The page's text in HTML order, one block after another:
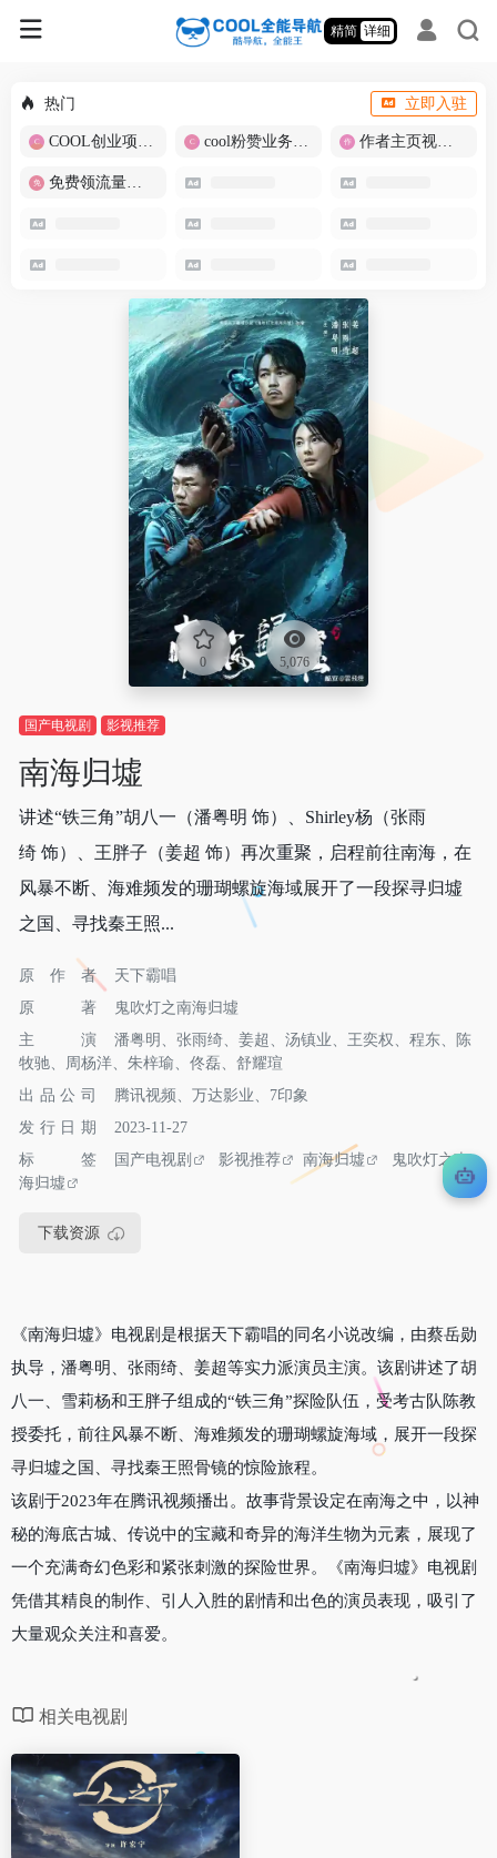
精简 详细
热门 立即入驻
COOL创业项目商城 cool粉赞业务商城【爆粉引流】 作者主页视频批量提取
免费领流量卡-包邮
0 5,076
国产电视剧 影视推荐
南海归墟
讲述“铁三角”胡八一（潘粤明 饰）、Shirley杨（张雨
绮 饰）、王胖子（姜超 饰）再次重聚，启程前往南海，在
风暴不断、海难频发的珊瑚螺旋海域展开了一段探寻归墟
之国、寻找秦王照...
原作者
天下霸唱
原 著
鬼吹灯之南海归墟
主 演
潘粤明、张雨绮、姜超、汤镇业、王奕权、程东、陈
牧驰、周杨洋、朱梓瑜、佟磊、舒耀瑄
出品公司
腾讯视频、万达影业、7印象
发行日期
2023-11-27
标签
国产电视剧 影视推荐 南海归墟
鬼吹灯之南
海归墟
下载资源
《南海归墟》电视剧是根据天下霸唱的同名小说改编，由蔡岳勋
执导，潘粤明、张雨绮、姜超等实力派演员主演。该剧讲述了胡
八一、雪莉杨和王胖子组成的“铁三角”探险队伍，受考古队陈教
授委托，前往风暴不断、海难频发的珊瑚螺旋海域，展开一段探
寻归墟之国、寻找秦王照骨镜的惊险旅程。
该剧于2023年在腾讯视频播出。故事背景设定在南海之中，以神
秘的海底古城、传说中的宝藏和奇异的海洋生物为元素，展现了
一个充满奇幻色彩和紧张刺激的探险世界。《南海归墟》电视剧
凭借其精良的制作、引人入胜的剧情和出色的演员表现，吸引了
大量观众关注和喜爱。
相关电视剧